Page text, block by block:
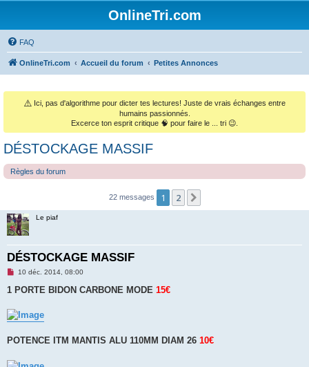
OnlineTri.com
FAQ
OnlineTri.com Accueil du forum Petites Annonces
⚠️ Ici, pas d'algorithme pour dicter tes lectures! Juste de vrais échanges entre
humains passionnés.
Excerce ton esprit critique 🧠 pour faire le ... tri 😉.
DÉSTOCKAGE MASSIF
Règles du forum
22 messages 1 2
Le piaf
DÉSTOCKAGE MASSIF
M
s
g
e
o
n
u
10 déc. 2014, 08:00
1 PORTE BIDON CARBONE MODE 15€
POTENCE ITM MANTIS ALU 110MM DIAM 26 10€